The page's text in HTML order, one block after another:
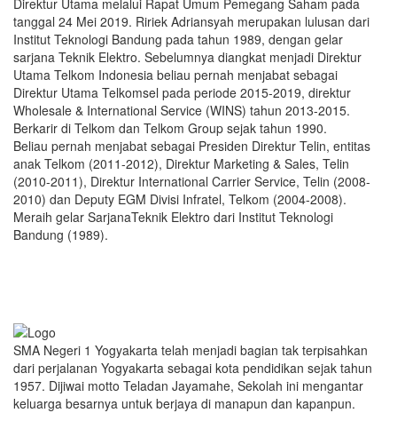
Direktur Utama melalui Rapat Umum Pemegang Saham pada
tanggal 24 Mei 2019. Ririek Adriansyah merupakan lulusan dari
Institut Teknologi Bandung pada tahun 1989, dengan gelar
sarjana Teknik Elektro. Sebelumnya diangkat menjadi Direktur
Utama Telkom Indonesia beliau pernah menjabat sebagai
Direktur Utama Telkomsel pada periode 2015-2019, direktur
Wholesale & International Service (WINS) tahun 2013-2015.
Berkarir di Telkom dan Telkom Group sejak tahun 1990.
Beliau pernah menjabat sebagai Presiden Direktur Telin, entitas
anak Telkom (2011-2012), Direktur Marketing & Sales, Telin
(2010-2011), Direktur International Carrier Service, Telin (2008-
2010) dan Deputy EGM Divisi Infratel, Telkom (2004-2008).
Meraih gelar SarjanaTeknik Elektro dari Institut Teknologi
Bandung (1989).
SMA Negeri 1 Yogyakarta telah menjadi bagian tak terpisahkan
dari perjalanan Yogyakarta sebagai kota pendidikan sejak tahun
1957. Dijiwai motto Teladan Jayamahe, Sekolah ini mengantar
keluarga besarnya untuk berjaya di manapun dan kapanpun.